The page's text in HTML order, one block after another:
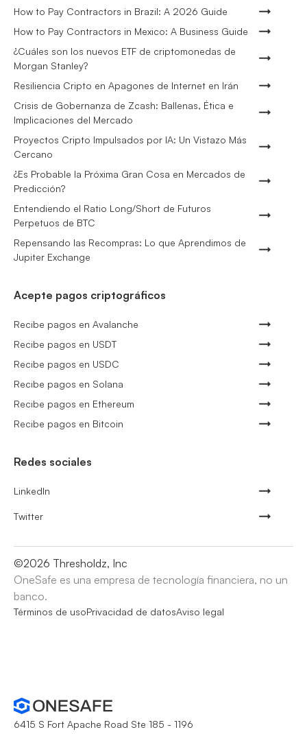
How to Pay Contractors in Brazil: A 2026 Guide
How to Pay Contractors in Mexico: A Business Guide
¿Cuáles son los nuevos ETF de criptomonedas de
Morgan Stanley?
Resiliencia Cripto en Apagones de Internet en Irán
Crisis de Gobernanza de Zcash: Ballenas, Ética e
Implicaciones del Mercado
Proyectos Cripto Impulsados por IA: Un Vistazo Más
Cercano
¿Es Probable la Próxima Gran Cosa en Mercados de
Predicción?
Entendiendo el Ratio Long/Short de Futuros
Perpetuos de BTC
Repensando las Recompras: Lo que Aprendimos de
Jupiter Exchange
Acepte pagos criptográficos
Recibe pagos en Avalanche
Recibe pagos en USDT
Recibe pagos en USDC
Recibe pagos en Solana
Recibe pagos en Ethereum
Recibe pagos en Bitcoin
Redes sociales
LinkedIn
Twitter
©2026 Thresholdz, Inc
OneSafe es una empresa de tecnología financiera, no un
banco.
Términos de usoPrivacidad de datosAviso legal
6415 S Fort Apache Road Ste 185 - 1196